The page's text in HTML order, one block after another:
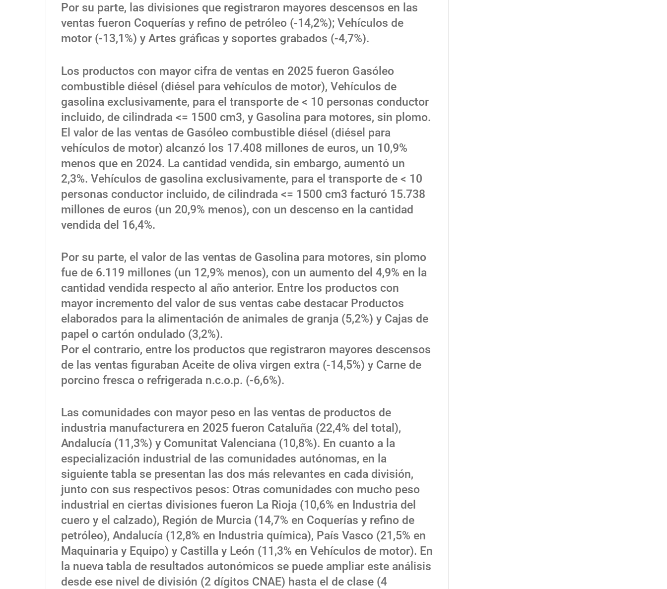
Por su parte, las divisiones que registraron mayores descensos en las
ventas fueron Coquerías y refino de petróleo (-14,2%); Vehículos de
motor (-13,1%) y Artes gráficas y soportes grabados (-4,7%).
Los productos con mayor cifra de ventas en 2025 fueron Gasóleo
combustible diésel (diésel para vehículos de motor), Vehículos de
gasolina exclusivamente, para el transporte de < 10 personas conductor
incluido, de cilindrada <= 1500 cm3, y Gasolina para motores, sin plomo.
El valor de las ventas de Gasóleo combustible diésel (diésel para
vehículos de motor) alcanzó los 17.408 millones de euros, un 10,9%
menos que en 2024. La cantidad vendida, sin embargo, aumentó un
2,3%. Vehículos de gasolina exclusivamente, para el transporte de < 10
personas conductor incluido, de cilindrada <= 1500 cm3 facturó 15.738
millones de euros (un 20,9% menos), con un descenso en la cantidad
vendida del 16,4%.
Por su parte, el valor de las ventas de Gasolina para motores, sin plomo
fue de 6.119 millones (un 12,9% menos), con un aumento del 4,9% en la
cantidad vendida respecto al año anterior. Entre los productos con
mayor incremento del valor de sus ventas cabe destacar Productos
elaborados para la alimentación de animales de granja (5,2%) y Cajas de
papel o cartón ondulado (3,2%).
Por el contrario, entre los productos que registraron mayores descensos
de las ventas figuraban Aceite de oliva virgen extra (-14,5%) y Carne de
porcino fresca o refrigerada n.c.o.p. (-6,6%).
Las comunidades con mayor peso en las ventas de productos de
industria manufacturera en 2025 fueron Cataluña (22,4% del total),
Andalucía (11,3%) y Comunitat Valenciana (10,8%). En cuanto a la
especialización industrial de las comunidades autónomas, en la
siguiente tabla se presentan las dos más relevantes en cada división,
junto con sus respectivos pesos: Otras comunidades con mucho peso
industrial en ciertas divisiones fueron La Rioja (10,6% en Industria del
cuero y el calzado), Región de Murcia (14,7% en Coquerías y refino de
petróleo), Andalucía (12,8% en Industria química), País Vasco (21,5% en
Maquinaria y Equipo) y Castilla y León (11,3% en Vehículos de motor). En
la nueva tabla de resultados autonómicos se puede ampliar este análisis
desde ese nivel de división (2 dígitos CNAE) hasta el de clase (4